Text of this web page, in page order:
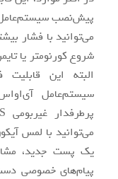
می‌توانید با فشار
شروع کورنومتر یا
البته این
می‌توانید با لمس
یک پست جدید،
پیام‌های خصوصی دست